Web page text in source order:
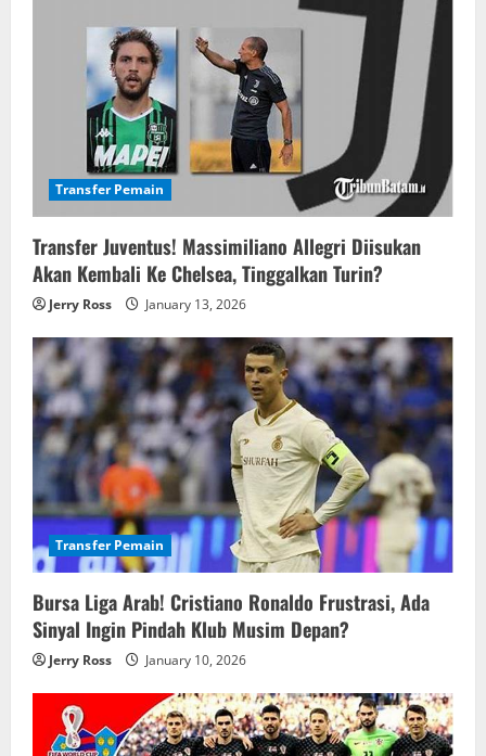
o
n
Transfer Pemain
Transfer Juventus! Massimiliano Allegri Diisukan
Akan Kembali Ke Chelsea, Tinggalkan Turin?
Jerry Ross January 13, 2026
Transfer Pemain
Bursa Liga Arab! Cristiano Ronaldo Frustrasi, Ada
Sinyal Ingin Pindah Klub Musim Depan?
Jerry Ross January 10, 2026